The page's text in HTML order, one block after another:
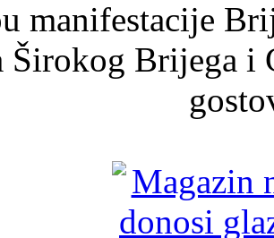
manifestacije
Širokog Brijega